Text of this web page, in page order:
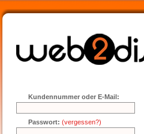
Kundennummer oder E-Mail:
Passwort: (vergessen?)